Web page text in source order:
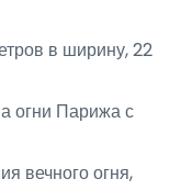
в ширину, 22
огни Парижа с
вечного огня,